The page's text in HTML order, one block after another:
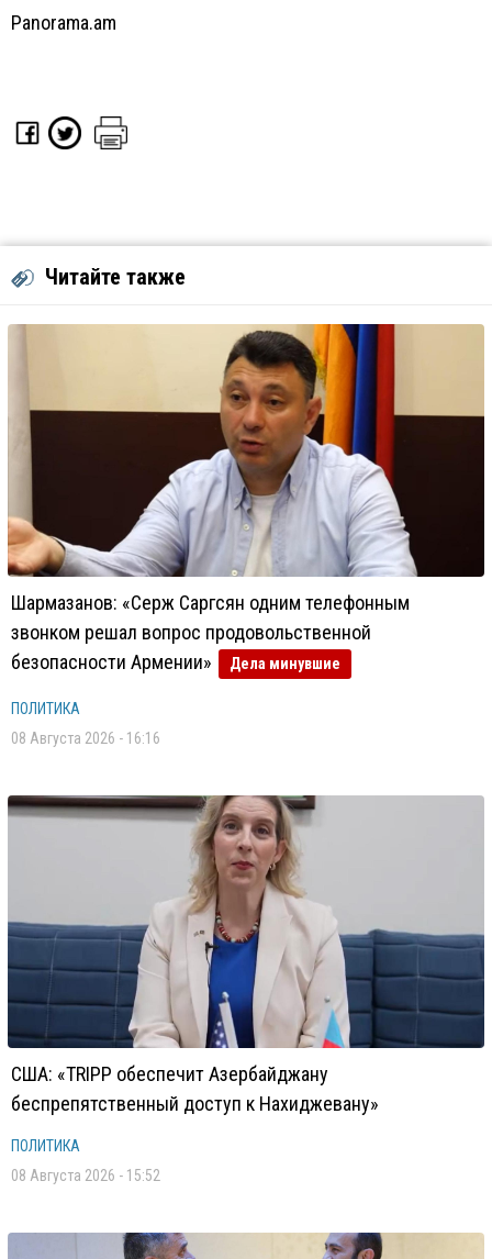
Panorama.am
Читайте также
Шармазанов: «Серж Саргсян одним телефонным
звонком решал вопрос продовольственной
безопасности Армении»
Дела минувшие
ПОЛИТИКА
08 Августа 2026 - 16:16
США: «TRIPP обеспечит Азербайджану
беспрепятственный доступ к Нахиджевану»
ПОЛИТИКА
08 Августа 2026 - 15:52